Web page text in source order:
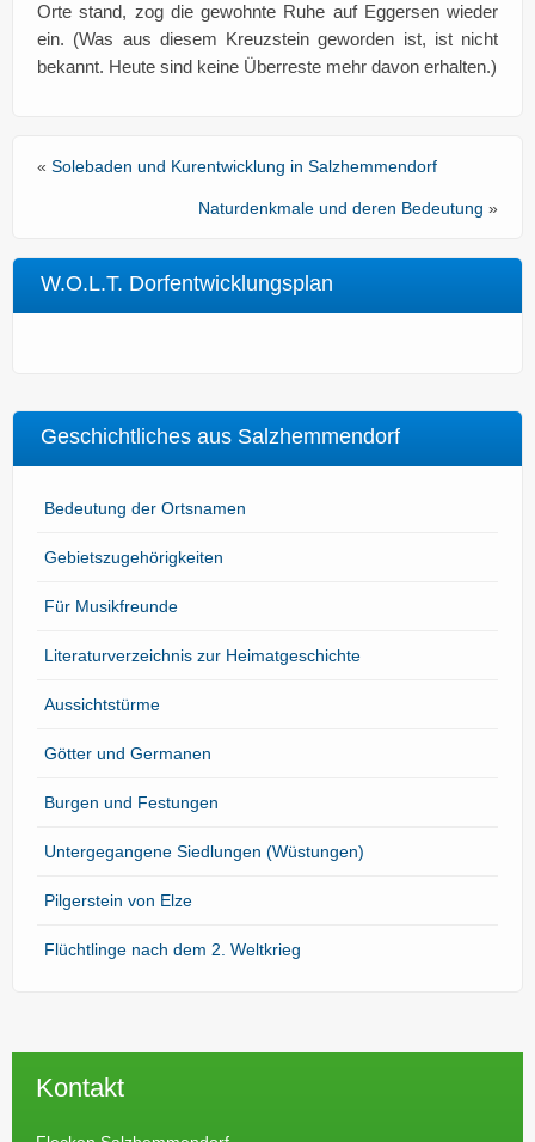
Orte stand, zog die gewohnte Ruhe auf Eggersen wieder
ein. (Was aus diesem Kreuzstein geworden ist, ist nicht
bekannt. Heute sind keine Überreste mehr davon erhalten.)
« Solebaden und Kurentwicklung in Salzhemmendorf
Naturdenkmale und deren Bedeutung »
W.O.L.T. Dorfentwicklungsplan
Geschichtliches aus Salzhemmendorf
Bedeutung der Ortsnamen
Gebietszugehörigkeiten
Für Musikfreunde
Literaturverzeichnis zur Heimatgeschichte
Aussichtstürme
Götter und Germanen
Burgen und Festungen
Untergegangene Siedlungen (Wüstungen)
Pilgerstein von Elze
Flüchtlinge nach dem 2. Weltkrieg
Kontakt